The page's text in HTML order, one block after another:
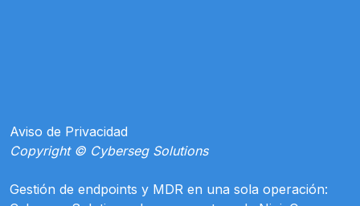
Aviso de Privacidad
Copyright © Cyberseg Solutions
Gestión de endpoints y MDR en una sola operación: